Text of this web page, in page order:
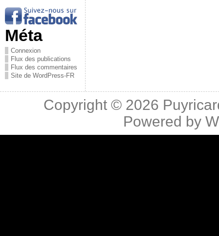
Méta
Connexion
Flux des publications
Flux des commentaires
Site de WordPress-FR
Copyright © 2026
Powered by